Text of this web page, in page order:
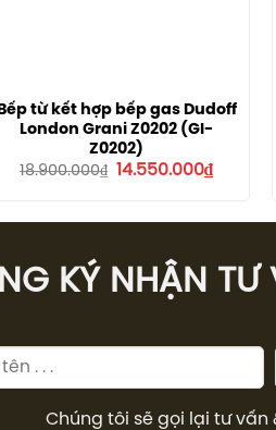
Bếp từ kết hợp bếp gas Dudoff
London Grani Z0202 (GI-
Z0202)
18.900.000₫ Giá
14.550.000₫Giá
hiện
KÝ NHẬN TƯ
Chúng tôi sẽ gọi lại tư